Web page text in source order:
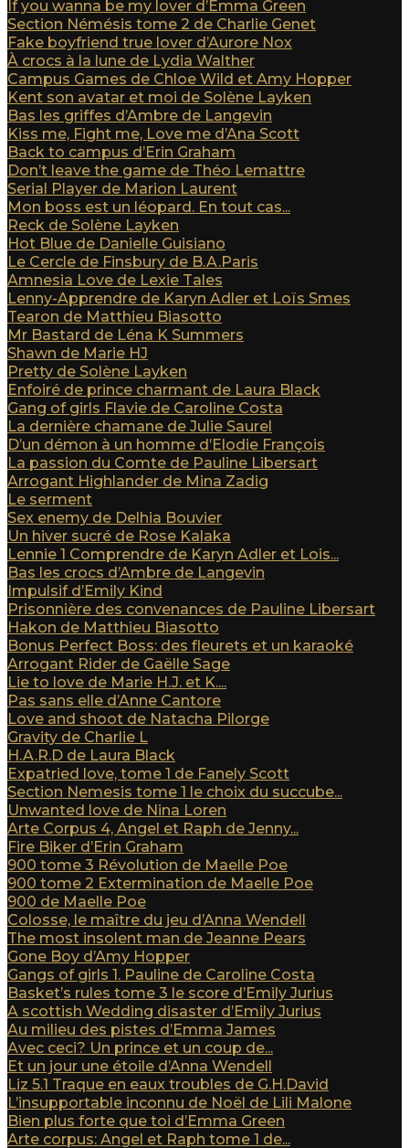
If you wanna be my lover d’Emma Green
Section Némésis tome 2 de Charlie Genet
Fake boyfriend true lover d’Aurore Nox
À crocs à la lune de Lydia Walther
Campus Games de Chloe Wild et Amy Hopper
Kent son avatar et moi de Solène Layken
Bas les griffes d’Ambre de Langevin
Kiss me, Fight me, Love me d’Ana Scott
Back to campus d’Erin Graham
Don’t leave the game de Théo Lemattre
Serial Player de Marion Laurent
Mon boss est un léopard. En tout cas...
Reck de Solène Layken
Hot Blue de Danielle Guisiano
Le Cercle de Finsbury de B.A.Paris
Amnesia Love de Lexie Tales
Lenny-Apprendre de Karyn Adler et Loïs Smes
Tearon de Matthieu Biasotto
Mr Bastard de Léna K Summers
Shawn de Marie HJ
Pretty de Solène Layken
Enfoiré de prince charmant de Laura Black
Gang of girls Flavie de Caroline Costa
La dernière chamane de Julie Saurel
D’un démon à un homme d’Elodie François
La passion du Comte de Pauline Libersart
Arrogant Highlander de Mina Zadig
Le serment
Sex enemy de Delhia Bouvier
Un hiver sucré de Rose Kalaka
Lennie 1 Comprendre de Karyn Adler et Lois...
Bas les crocs d’Ambre de Langevin
Impulsif d’Emily Kind
Prisonnière des convenances de Pauline Libersart
Hakon de Matthieu Biasotto
Bonus Perfect Boss: des fleurets et un karaoké
Arrogant Rider de Gaëlle Sage
Lie to love de Marie H.J. et K....
Pas sans elle d’Anne Cantore
Love and shoot de Natacha Pilorge
Gravity de Charlie L
H.A.R.D de Laura Black
Expatried love, tome 1 de Fanely Scott
Section Nemesis tome 1 le choix du succube...
Unwanted love de Nina Loren
Arte Corpus 4, Angel et Raph de Jenny...
Fire Biker d’Erin Graham
900 tome 3 Révolution de Maelle Poe
900 tome 2 Extermination de Maelle Poe
900 de Maelle Poe
Colosse, le maître du jeu d’Anna Wendell
The most insolent man de Jeanne Pears
Gone Boy d’Amy Hopper
Gangs of girls 1. Pauline de Caroline Costa
Basket’s rules tome 3 le score d’Emily Jurius
A scottish Wedding disaster d’Emily Jurius
Au milieu des pistes d’Emma James
Avec ceci? Un prince et un coup de...
Et un jour une étoile d’Anna Wendell
Liz 5.1 Traque en eaux troubles de G.H.David
L’insupportable inconnu de Noël de Lili Malone
Bien plus forte que toi d’Emma Green
Arte corpus: Angel et Raph tome 1 de...